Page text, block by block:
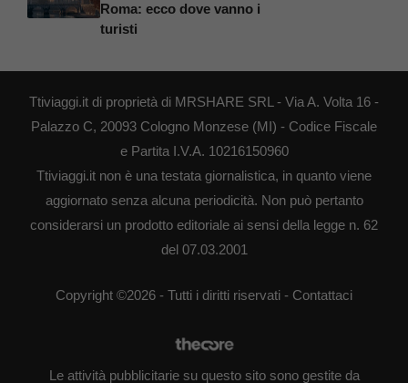
Roma: ecco dove vanno i
turisti
Ttiviaggi.it di proprietà di MRSHARE SRL - Via A. Volta 16 -
Palazzo C, 20093 Cologno Monzese (MI) - Codice Fiscale
e Partita I.V.A. 10216150960
Ttiviaggi.it non è una testata giornalistica, in quanto viene
aggiornato senza alcuna periodicità. Non può pertanto
considerarsi un prodotto editoriale ai sensi della legge n. 62
del 07.03.2001
Copyright ©2026 - Tutti i diritti riservati - Contattaci
Le attività pubblicitarie su questo sito sono gestite da